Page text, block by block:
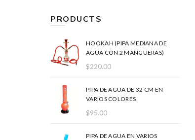
PRODUCTS
HOOKAH (PIPA MEDIANA DE
AGUA CON 2 MANGUERAS)
$220.00
PIPA DE AGUA DE 32 CM EN
VARIOS COLORES
$95.00
PIPA DE AGUA EN VARIOS